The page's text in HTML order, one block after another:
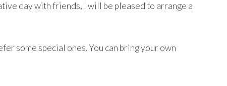
day with friends, I will be pleased to arrange a
some special ones. You can bring your own